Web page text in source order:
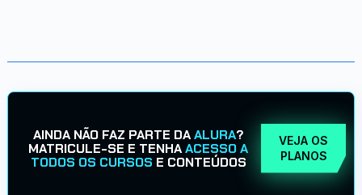
AINDA NÃO FAZ PARTE DAALURA?
MATRICULE-SE E TENHAACESSO A
TODOS OS CURSOS E CONTEÚDOS
VEJA OS
PLANOS